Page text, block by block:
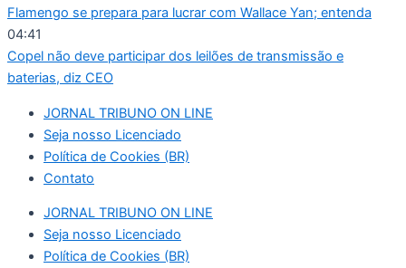
Flamengo se prepara para lucrar com Wallace Yan; entenda
04:41
Copel não deve participar dos leilões de transmissão e
baterias, diz CEO
JORNAL TRIBUNO ON LINE
Seja nosso Licenciado
Política de Cookies (BR)
Contato
JORNAL TRIBUNO ON LINE
Seja nosso Licenciado
Política de Cookies (BR)